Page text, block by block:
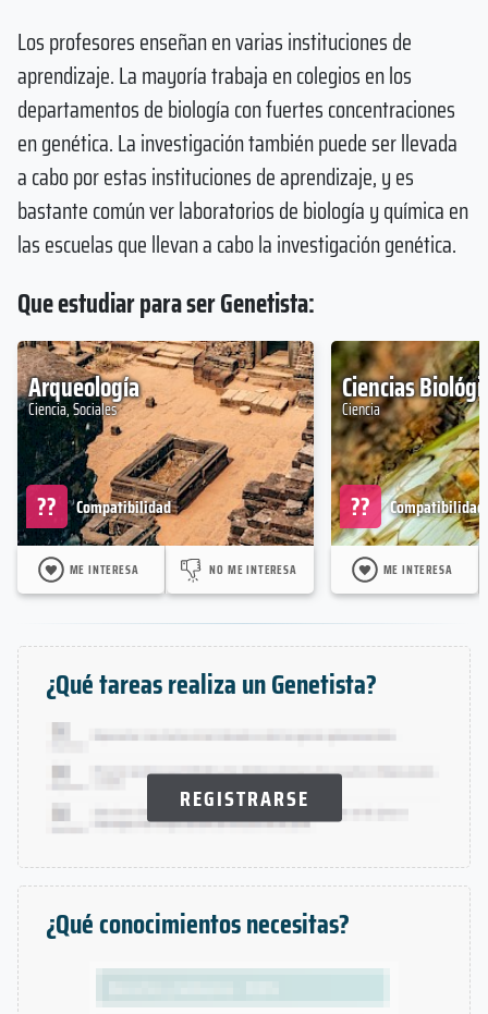
Los profesores enseñan en varias instituciones de
aprendizaje. La mayoría trabaja en colegios en los
departamentos de biología con fuertes concentraciones
en genética. La investigación también puede ser llevada
a cabo por estas instituciones de aprendizaje, y es
bastante común ver laboratorios de biología y química en
las escuelas que llevan a cabo la investigación genética.
Que estudiar para ser Genetista:
Arqueología
Ciencia, Sociales
Compatibilidad
??
ME INTERESA NO ME INTERESA
Ciencias
Ciencia
Compatibilidad
??
ME INTERESA
¿Qué tareas realiza un Genetista?
REGISTRARSE
¿Qué conocimientos necesitas?